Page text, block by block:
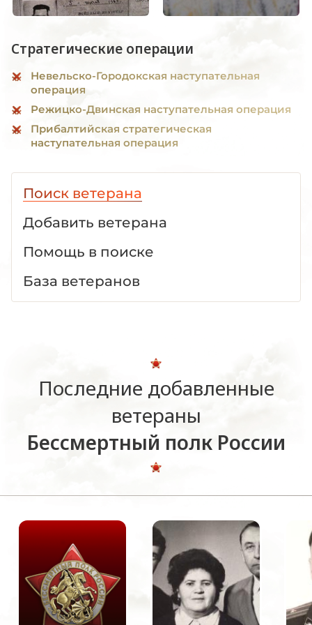
Стратегические операции
Невельско-Городокская наступательная
операция
Режицко-Двинская наступательная операция
Прибалтийская стратегическая
наступательная операция
Поиск ветерана
Добавить ветерана
Помощь в поиске
База ветеранов
Последние добавленные
ветераны
Бессмертный полк России